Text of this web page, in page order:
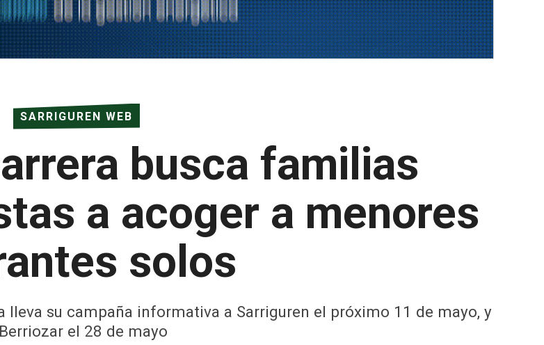
SARRIGUREN WEB
busca familias
a acoger a menores
solos
lleva su campaña informativa a Sarriguren el próximo 11 de mayo, y
el 28 de mayo